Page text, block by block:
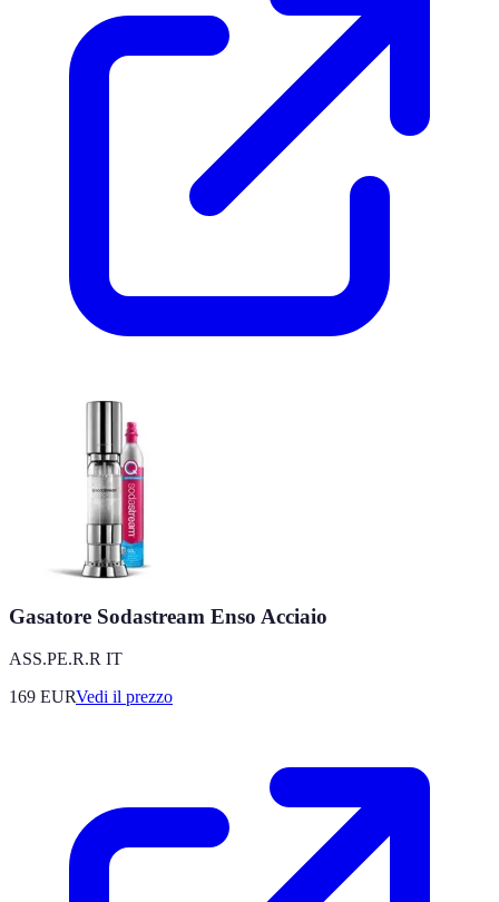
Gasatore Sodastream Enso Acciaio
ASS.PE.R.R IT
169 EURVedi il prezzo